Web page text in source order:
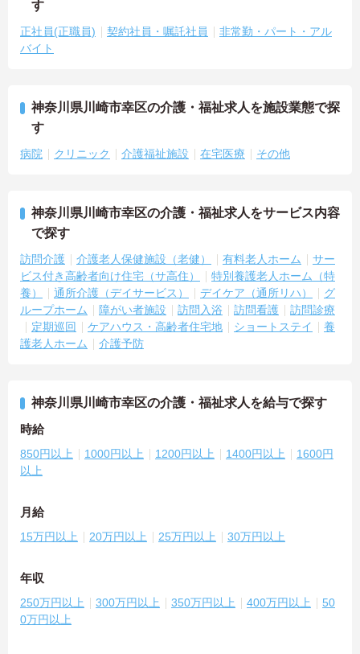
す
正社員(正職員) 契約社員・嘱託社員
非常勤・パート・アル
バイト
神奈川県川崎市幸区の介護・福祉求人を施設業態で探
す
病院 クリニック 介護福祉施設 在宅医療 その他
神奈川県川崎市幸区の介護・福祉求人をサービス内容
で探す
訪問介護 介護老人保健施設（老健） 有料老人ホーム
サー
ビス付き高齢者向け住宅（サ高住）
特別養護老人ホーム（特
養）
通所介護（デイサービス） デイケア（通所リハ）
グ
ループホーム
障がい者施設 訪問入浴 訪問看護
訪問診療
定期巡回
ケアハウス・高齢者住宅地 ショートステイ
養
護老人ホーム
介護予防
神奈川県川崎市幸区の介護・福祉求人を給与で探す
時給
850円以上 1000円以上 1200円以上 1400円以上
1600円
以上
月給
15万円以上 20万円以上 25万円以上 30万円以上
年収
250万円以上 300万円以上 350万円以上 400万円以上
50
0万円以上